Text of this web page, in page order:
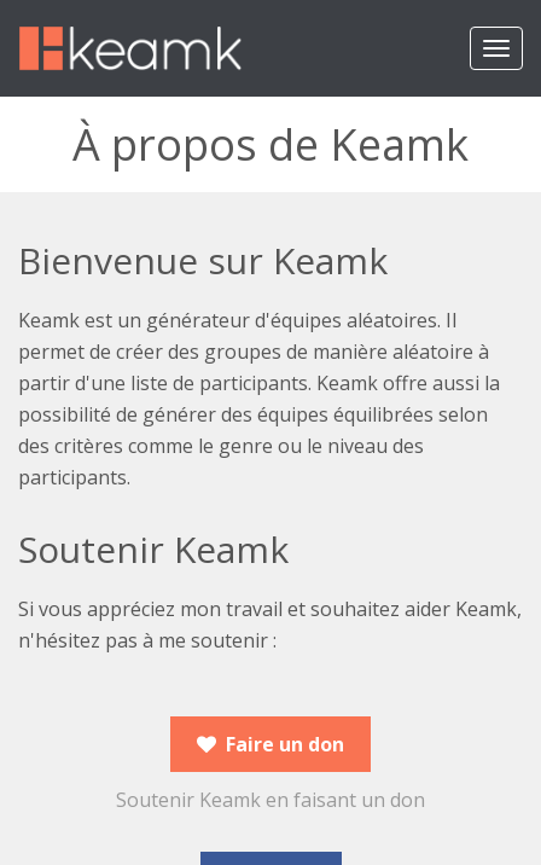
T
o
g
o
À propos de Keamk
Bienvenue sur Keamk
Keamk est un générateur d'équipes aléatoires. Il
permet de créer des groupes de manière aléatoire à
partir d'une liste de participants. Keamk offre aussi la
possibilité de générer des équipes équilibrées selon
des critères comme le genre ou le niveau des
participants.
Soutenir Keamk
Si vous appréciez mon travail et souhaitez aider Keamk,
n'hésitez pas à me soutenir :
Faire un don
Soutenir Keamk en faisant un don